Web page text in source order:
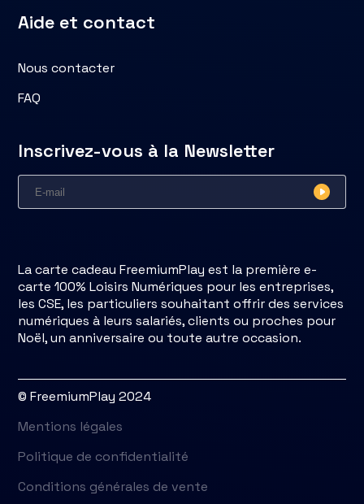
Aide et contact
Nous contacter
FAQ
Inscrivez-vous à la Newsletter
La carte cadeau FreemiumPlay est la première e-
carte 100% Loisirs Numériques pour les entreprises,
les CSE, les particuliers souhaitant offrir des services
numériques à leurs salariés, clients ou proches pour
Noël, un anniversaire ou toute autre occasion.
© FreemiumPlay 2024
Mentions légales
Politique de confidentialité
Conditions générales de vente